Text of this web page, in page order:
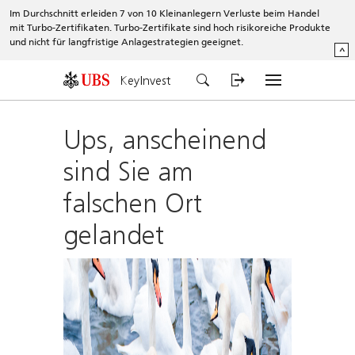
Im Durchschnitt erleiden 7 von 10 Kleinanlegern Verluste beim Handel
mit Turbo-Zertifikaten. Turbo-Zertifikate sind hoch risikoreiche Produkte
und nicht für langfristige Anlagestrategien geeignet.
^
KeyInvest
Ups, anscheinend
sind Sie am
falschen Ort
gelandet